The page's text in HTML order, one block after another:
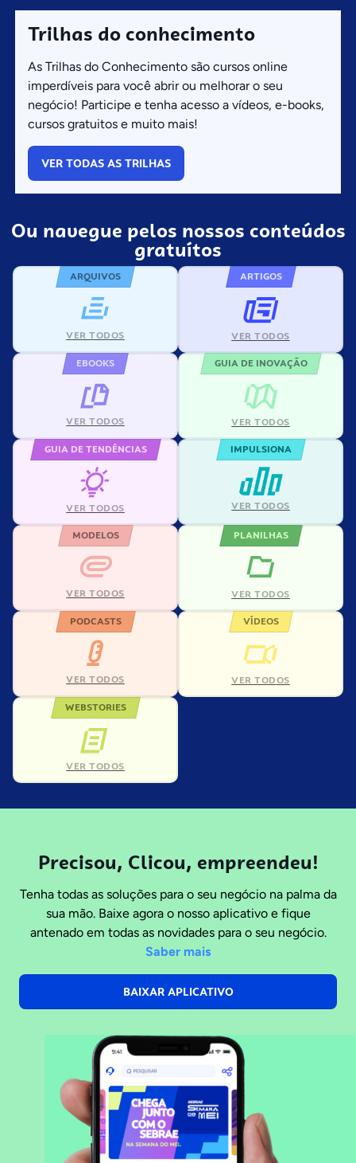
Trilhas do conhecimento
As Trilhas do Conhecimento são cursos online
imperdíveis para você abrir ou melhorar o seu
negócio! Participe e tenha acesso a vídeos, e-books,
cursos gratuitos e muito mais!
VER TODAS AS TRILHAS
Ou navegue pelos nossos conteúdos
gratuítos
ARQUIVOS
VER TODOS
ARTIGOS
VER TODOS
EBOOKS
VER TODOS
GUIA DE INOVAÇÃO
VER TODOS
GUIA DE TENDÊNCIAS
VER TODOS
IMPULSIONA
VER TODOS
MODELOS
VER TODOS
PLANILHAS
VER TODOS
PODCASTS
VER TODOS
VÍDEOS
VER TODOS
WEBSTORIES
VER TODOS
Precisou, Clicou, empreendeu!
Tenha todas as soluções para o seu negócio na palma da
sua mão. Baixe agora o nosso aplicativo e fique
antenado em todas as novidades para o seu negócio.
Saber mais
BAIXAR APLICATIVO